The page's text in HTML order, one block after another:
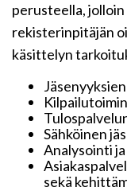
perusteella,
rekisterinpitäjän
käsittelyn
Sähköinen
Analysointi
sekä